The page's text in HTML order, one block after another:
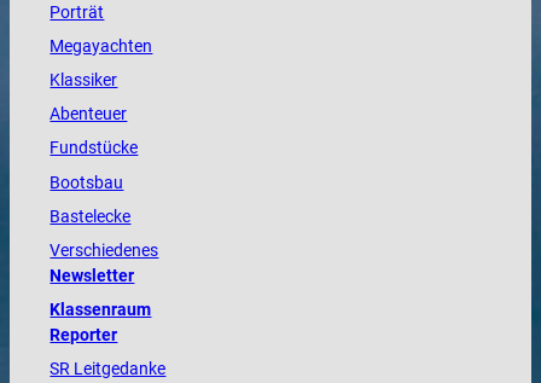
Porträt
Megayachten
Klassiker
Abenteuer
Fundstücke
Bootsbau
Bastelecke
Verschiedenes
Newsletter
Klassenraum
Reporter
SR Leitgedanke